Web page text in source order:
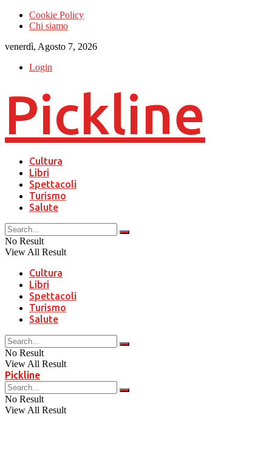
Cookie Policy
Chi siamo
venerdì, Agosto 7, 2026
Login
Pickline
Cultura
Libri
Spettacoli
Turismo
Salute
No Result
View All Result
Cultura
Libri
Spettacoli
Turismo
Salute
No Result
View All Result
Pickline
No Result
View All Result